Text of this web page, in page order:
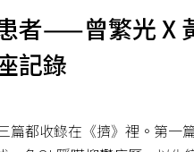
者——曾繁光 X
記錄
篇都收錄在《擠》裡。第一